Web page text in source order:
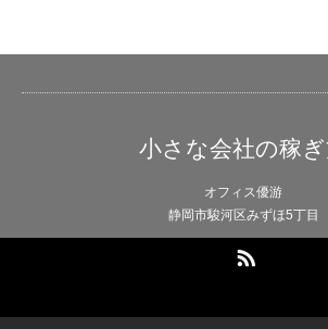
小さな会社の稼
オフィス優游
静岡市駿河区みずほ5丁目